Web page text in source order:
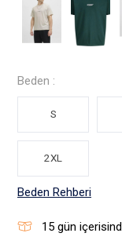
Beden Rehberi
Beden :
S
2XL
15 gün